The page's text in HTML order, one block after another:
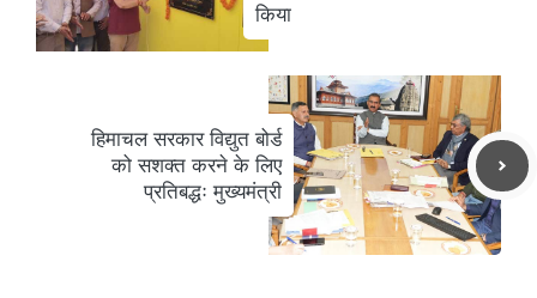
किया
हिमाचल सरकार विद्युत बोर्ड
को सशक्त करने के लिए
प्रतिबद्धः मुख्यमंत्री